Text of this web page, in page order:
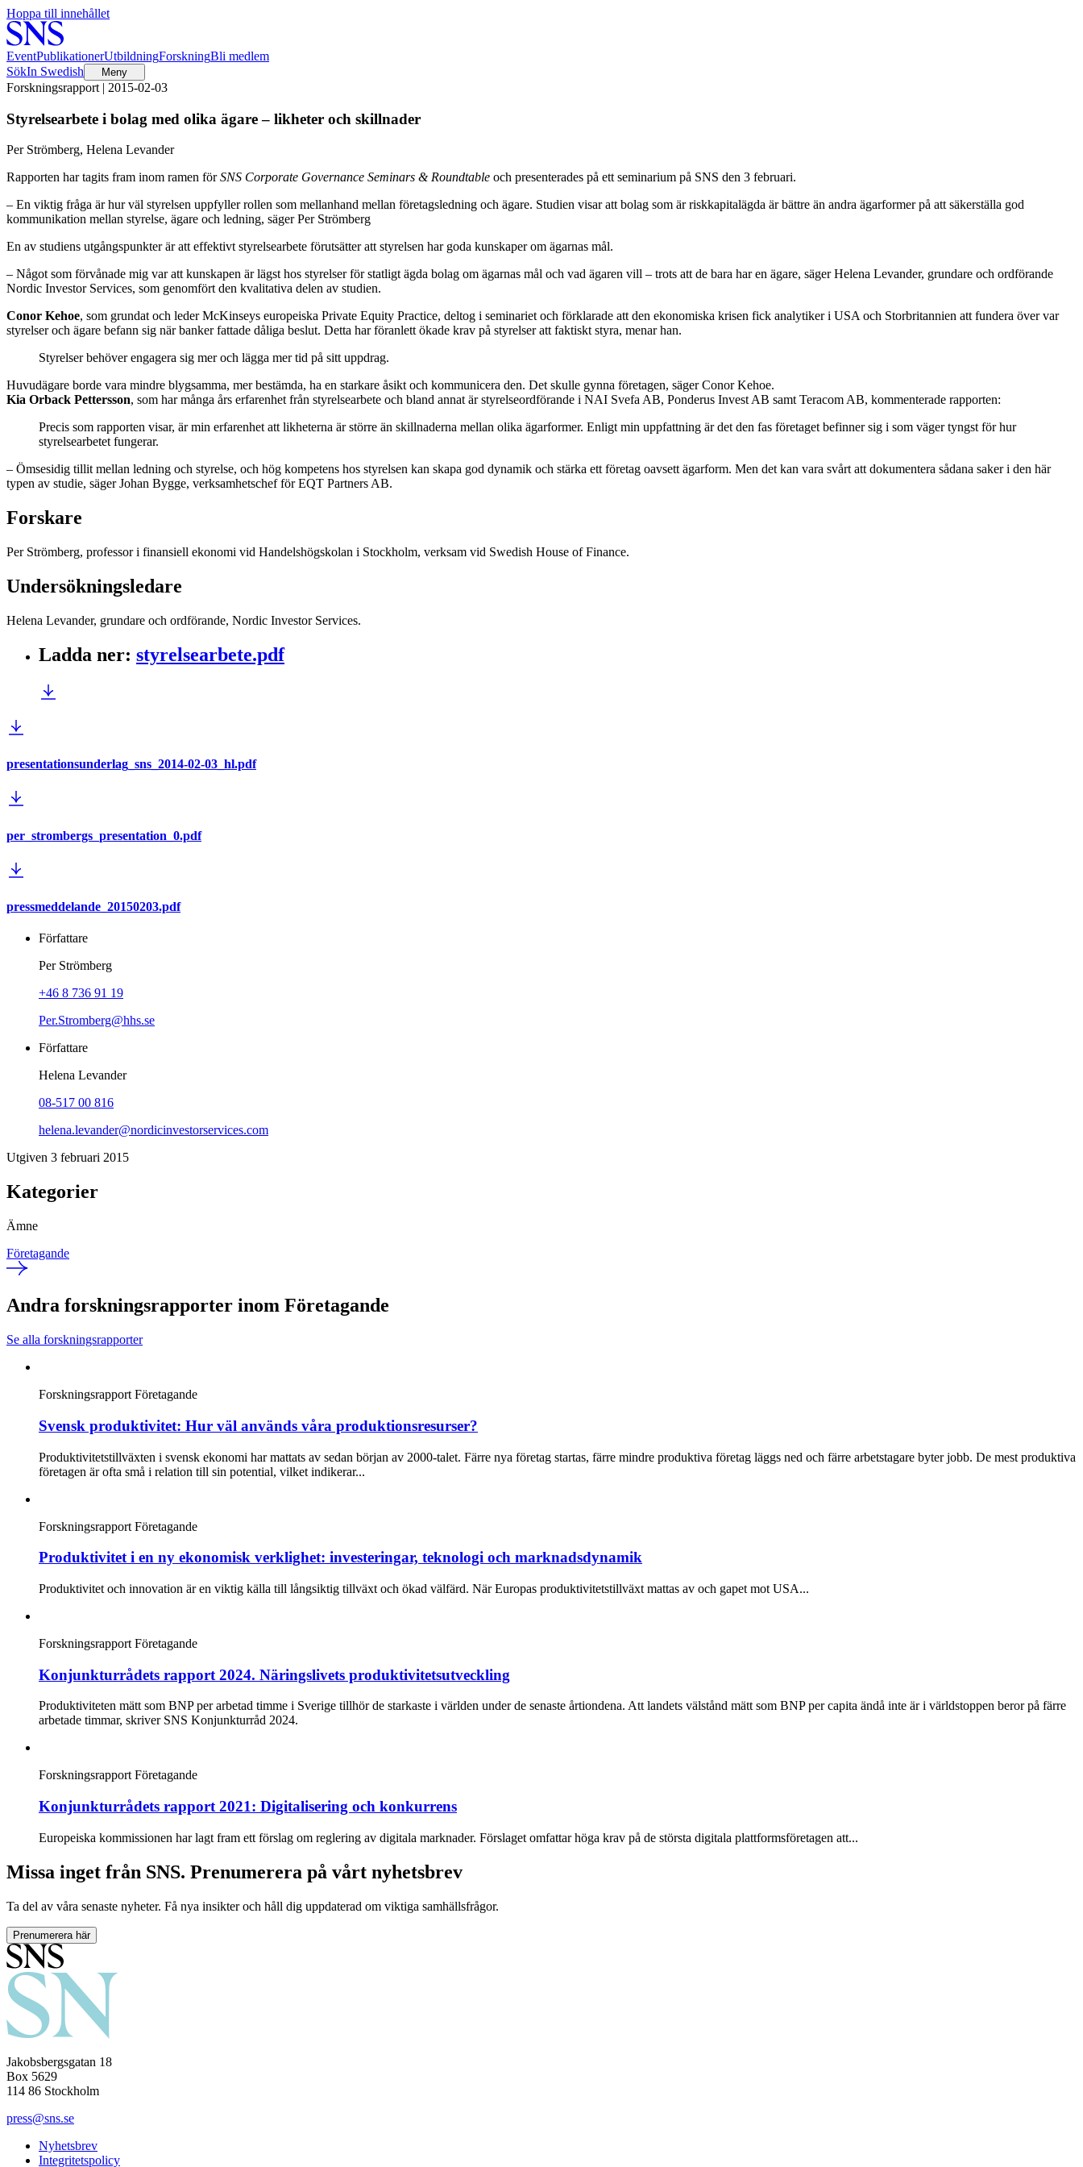
Hoppa till innehållet
EventPublikationerUtbildningForskningBli medlem
SökIn Swedish Meny
Forskningsrapport | 2015-02-03
Styrelsearbete i bolag med olika ägare – likheter och skillnader
Per Strömberg, Helena Levander
Rapporten har tagits fram inom ramen förSNS Corporate Governance Seminars & Roundtable och presenterades på ett seminarium på SNS den 3 februari.
– En viktig fråga är hur väl styrelsen uppfyller rollen som mellanhand mellan företagsledning och ägare. Studien visar att bolag som är riskkapitalägda är bättre än andra ägarformer på att säkerställa god
kommunikation mellan styrelse, ägare och ledning, säger Per Strömberg
En av studiens utgångspunkter är att effektivt styrelsearbete förutsätter att styrelsen har goda kunskaper om ägarnas mål.
– Något som förvånade mig var att kunskapen är lägst hos styrelser för statligt ägda bolag om ägarnas mål och vad ägaren vill – trots att de bara har en ägare, säger Helena Levander, grundare och ordförande
Nordic Investor Services, som genomfört den kvalitativa delen av studien.
Conor Kehoe, som grundat och leder McKinseys europeiska Private Equity Practice, deltog i seminariet och förklarade att den ekonomiska krisen fick analytiker i USA och Storbritannien att fundera över var
styrelser och ägare befann sig när banker fattade dåliga beslut. Detta har föranlett ökade krav på styrelser att faktiskt styra, menar han.
Styrelser behöver engagera sig mer och lägga mer tid på sitt uppdrag.
Huvudägare borde vara mindre blygsamma, mer bestämda, ha en starkare åsikt och kommunicera den. Det skulle gynna företagen, säger Conor Kehoe.
Kia Orback Pettersson, som har många års erfarenhet från styrelsearbete och bland annat är styrelseordförande i NAI Svefa AB, Ponderus Invest AB samt Teracom AB, kommenterade rapporten:
Precis som rapporten visar, är min erfarenhet att likheterna är större än skillnaderna mellan olika ägarformer. Enligt min uppfattning är det den fas företaget befinner sig i som väger tyngst för hur
styrelsearbetet fungerar.
– Ömsesidig tillit mellan ledning och styrelse, och hög kompetens hos styrelsen kan skapa god dynamik och stärka ett företag oavsett ägarform. Men det kan vara svårt att dokumentera sådana saker i den här
typen av studie, säger Johan Bygge, verksamhetschef för EQT Partners AB.
Forskare
Per Strömberg, professor i finansiell ekonomi vid Handelshögskolan i Stockholm, verksam vid Swedish House of Finance.
Undersökningsledare
Helena Levander, grundare och ordförande, Nordic Investor Services.
Ladda ner: styrelsearbete.pdf
presentationsunderlag_sns_2014-02-03_hl.pdf
per_strombergs_presentation_0.pdf
pressmeddelande_20150203.pdf
Författare
Per Strömberg
+46 8 736 91 19
Per.Stromberg@hhs.se
Författare
Helena Levander
08-517 00 816
helena.levander@nordicinvestorservices.com
Utgiven 3 februari 2015
Kategorier
Ämne
Företagande
Andra forskningsrapporter inom Företagande
Se alla forskningsrapporter
Forskningsrapport Företagande
Svensk produktivitet: Hur väl används våra produktionsresurser?
Produktivitetstillväxten i svensk ekonomi har mattats av sedan början av 2000-talet. Färre nya företag startas, färre mindre produktiva företag läggs ned och färre arbetstagare byter jobb. De mest produktiva
företagen är ofta små i relation till sin potential, vilket indikerar...
Forskningsrapport Företagande
Produktivitet i en ny ekonomisk verklighet: investeringar, teknologi och marknadsdynamik
Produktivitet och innovation är en viktig källa till långsiktig tillväxt och ökad välfärd. När Europas produktivitetstillväxt mattas av och gapet mot USA...
Forskningsrapport Företagande
Konjunkturrådets rapport 2024. Näringslivets produktivitetsutveckling
Produktiviteten mätt som BNP per arbetad timme i Sverige tillhör de starkaste i världen under de senaste årtiondena. Att landets välstånd mätt som BNP per capita ändå inte är i världstoppen beror på färre
arbetade timmar, skriver SNS Konjunkturråd 2024.
Forskningsrapport Företagande
Konjunkturrådets rapport 2021: Digitalisering och konkurrens
Europeiska kommissionen har lagt fram ett förslag om reglering av digitala marknader. Förslaget omfattar höga krav på de största digitala plattformsföretagen att...
Missa inget från SNS. Prenumerera på vårt nyhetsbrev
Ta del av våra senaste nyheter. Få nya insikter och håll dig uppdaterad om viktiga samhällsfrågor.
Prenumerera här
Jakobsbergsgatan 18
Box 5629
114 86 Stockholm
press@sns.se
Nyhetsbrev
Integritetspolicy